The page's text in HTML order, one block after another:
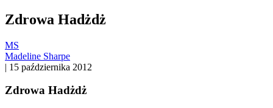
Zdrowa Hadżdż
MS
Madeline Sharpe
| 15 października 2012
Zdrowa Hadżdż